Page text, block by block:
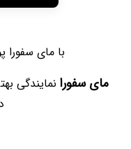
با مای
مای سفورا نمایندگی